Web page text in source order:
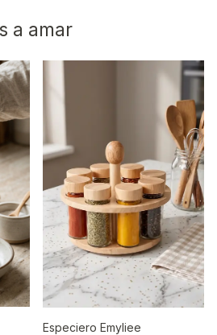
a amar
Especiero Emyliee